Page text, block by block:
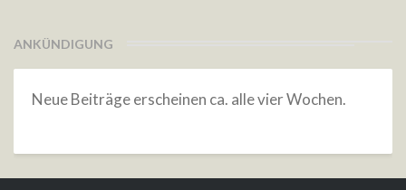
ANKÜNDIGUNG
Neue Beiträge erscheinen ca. alle vier Wochen.